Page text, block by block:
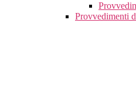
Provvedimenti